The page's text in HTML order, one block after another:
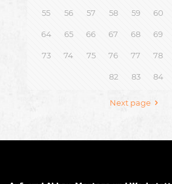
55 56 57 58 59 60
64 65 66 67 68 69
73 74 75 76 77 78
82 83 84
Next page